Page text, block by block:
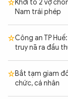
Khởi tố 2 vợ
Nam trái phép
Công an TP
truy nã ra đầu
Bắt tạm giam
chức, cá nhân